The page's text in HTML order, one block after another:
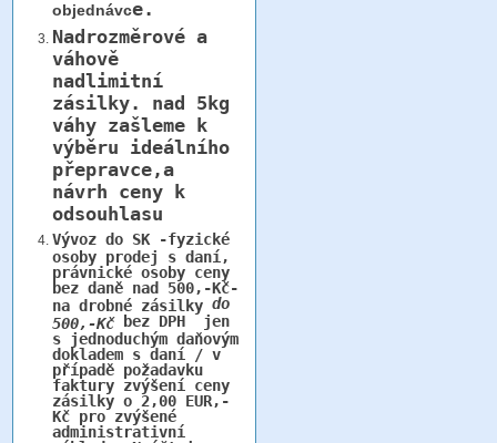
objednávce.
Nadrozměrové a
váhově
nadlimitní
zásilky. nad 5kg
váhy zašleme k
výběru ideálního
přepravce,a
návrh ceny k
odsouhlasu
Vývoz do SK -fyzické
osoby prodej s daní,
právnické osoby ceny
bez daně nad 500,-Kč-
na drobné zásilky do
500,-Kčbez DPH jen
s jednoduchým daňovým
dokladem s daní / v
případě požadavku
faktury zvýšení ceny
zásilky o 2,00 EUR,-
Kč pro zvýšené
administrativní